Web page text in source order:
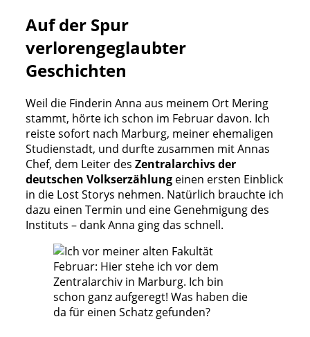
Auf der Spur
verlorengeglaubter
Geschichten
Weil die Finderin Anna aus meinem Ort Mering
stammt, hörte ich schon im Februar davon. Ich
reiste sofort nach Marburg, meiner ehemaligen
Studienstadt, und durfte zusammen mit Annas
Chef, dem Leiter des Zentralarchivs der
deutschen Volkserzählungeinen ersten Einblick
in die Lost Storys nehmen. Natürlich brauchte ich
dazu einen Termin und eine Genehmigung des
Instituts – dank Anna ging das schnell.
Februar: Hier stehe ich vor dem
Zentralarchiv in Marburg. Ich bin
schon ganz aufgeregt! Was haben die
da für einen Schatz gefunden?